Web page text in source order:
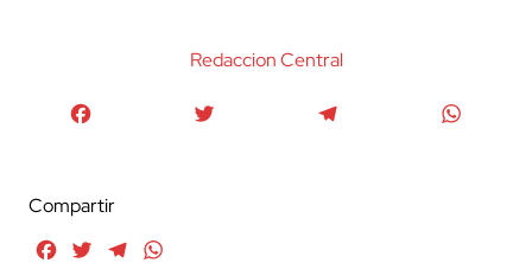
Redaccion Central
Compartir
FacebookTwitterTelegram